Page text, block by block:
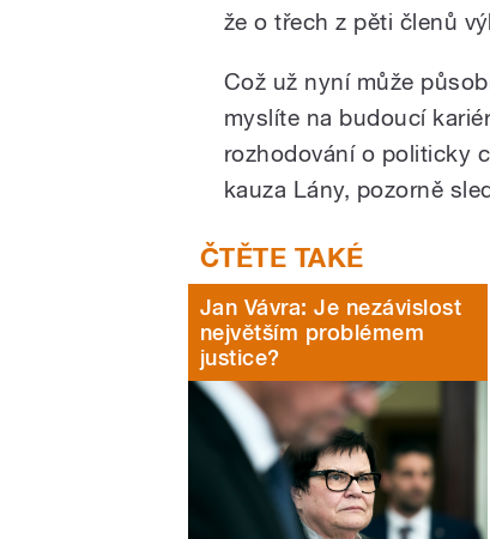
že o třech z pěti členů
Což už nyní může
myslíte na budoucí
rozhodování o politicky
kauza Lány, pozorně
Jan Vávra: Je nezávislost
největším problémem
justice?